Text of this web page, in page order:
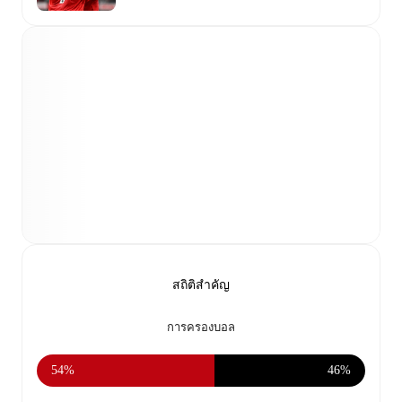
สถิติสำคัญ
การครองบอล
54% 46%